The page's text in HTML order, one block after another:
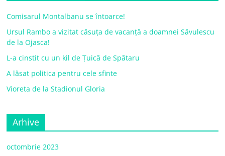
Comisarul Montalbanu se întoarce!
Ursul Rambo a vizitat căsuța de vacanță a doamnei Săvulescu
de la Ojasca!
L-a cinstit cu un kil de Țuică de Spătaru
A lăsat politica pentru cele sfinte
Vioreta de la Stadionul Gloria
Arhive
octombrie 2023